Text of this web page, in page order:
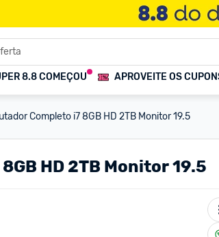
8.8 COMEÇOU APROVEITE OS
Completo i7 8GB HD 2TB Monitor 19.5
HD 2TB Monitor 19.5